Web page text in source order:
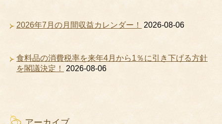
2026年7月の月間収益カレンダー！ 2026-08-06
食料品の消費税率を来年4月から1％に引き下げる方針
を閣議決定！
2026-08-06